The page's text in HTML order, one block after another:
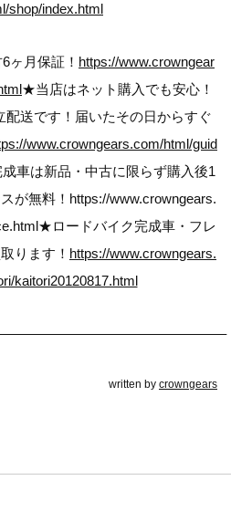
shop/index.html
ヶ月保証！ https://www.crowngear
★当店はネット購入でも安心！
送です！届いたその日からすぐ
www.crowngears.com/html/guid
車は新品・中古に限らず購入後1
が無料！https://www.crowngears.
ロードバイク完成車・フレ
ります！ https://www.crowngears.
kaitori20120817.html
written by crowngears